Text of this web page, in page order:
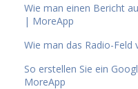
Wie man einen Bericht
| MoreApp
Wie man das Radio-
So erstellen Sie ein
MoreApp